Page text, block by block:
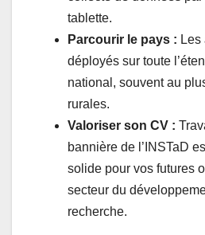
tablette.
Parcourir le pays : Les
déployés sur toute
national, souvent au
rurales.
Valoriser son CV :
bannière de l’INSTaD
solide pour vos futures
secteur du
recherche.